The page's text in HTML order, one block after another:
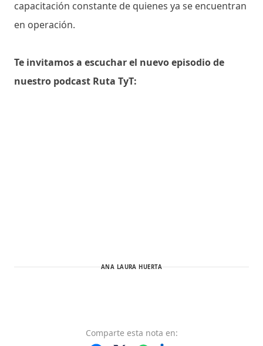
capacitación constante de quienes ya se encuentran
en operación.
Te invitamos a escuchar el nuevo episodio de
nuestro podcast Ruta TyT:
ANA LAURA HUERTA
Comparte esta nota en: